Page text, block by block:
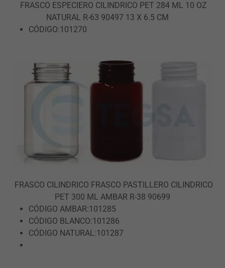
FRASCO ESPECIERO CILINDRICO PET 284 ML 10 OZ
NATURAL R-63 90497 13 X 6.5 CM
CÓDIGO:101270
FRASCO CILINDRICO FRASCO PASTILLERO CILINDRICO
PET 300 ML AMBAR R-38 90699
CÓDIGO AMBAR:101285
CÓDIGO BLANCO:101286
CÓDIGO NATURAL:101287